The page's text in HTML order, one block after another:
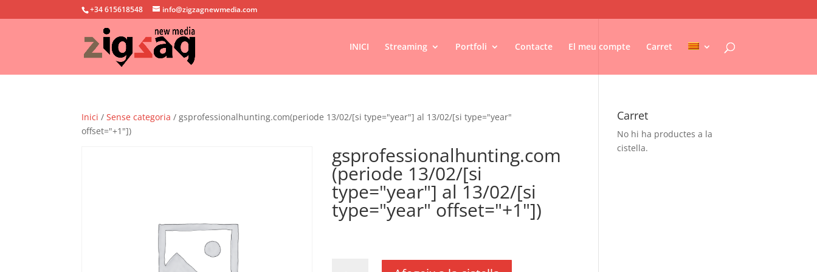
+34 615618548 info@zigzagnewmedia.com
INICI Streaming Portfoli Contacte El meu compte Carret
Inici /Sense categoria / gsprofessionalhunting.com(periode 13/02/[si type="year"] al 13/02/[si type="year"
offset="+1"])
gsprofessionalhunting.com
(periode 13/02/[si
type="year"] al 13/02/[si
type="year" offset="+1"])
Carret
No hi ha productes a la
cistella.